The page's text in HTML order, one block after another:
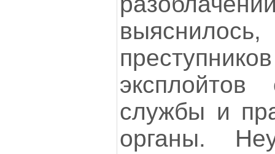
эксплойтов
службы и
органы.